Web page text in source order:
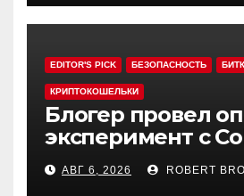
EDITOR'S PICK БЕЗОПАСНОСТЬ
КРИПТОКОШЕЛЬКИ
Блогер провел
эксперимент с
быстрый взлом
кошелька
АВГ 6, 2026 ROBERT